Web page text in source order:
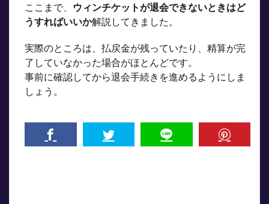
ここまで、
ウィンチケットが退会できないときはど
うすればいいか解説してきました。
実際のところは、払戻金が残っていたり、精算が完
了していなかった場合がほとんどです。
事前に確認してから退会手続きを進めるようにしま
しょう。